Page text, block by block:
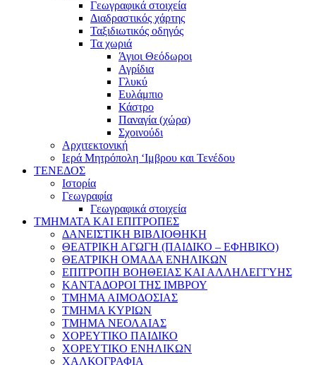
Γεωγραφικά στοιχεία
Διαδραστικός χάρτης
Ταξιδιωτικός οδηγός
Τα χωριά
Άγιοι Θεόδωροι
Αγρίδια
Γλυκύ
Ευλάμπιο
Κάστρο
Παναγία (χώρα)
Σχοινούδι
Αρχιτεκτονική
Ιερά Μητρόπολη ‘Ιμβρου και Τενέδου
ΤΕΝΕΔΟΣ
Ιστορία
Γεωγραφία
Γεωγραφικά στοιχεία
ΤΜΗΜΑΤΑ ΚΑΙ ΕΠΙΤΡΟΠΕΣ
ΔΑΝΕΙΣΤΙΚΗ ΒΙΒΛΙΟΘΗΚΗ
ΘΕΑΤΡΙΚΗ ΑΓΩΓΗ (ΠΑΙΔΙΚΟ – ΕΦΗΒΙΚΟ)
ΘΕΑΤΡΙΚΗ ΟΜΑΔΑ ΕΝΗΛΙΚΩΝ
ΕΠΙΤΡΟΠΗ ΒΟΗΘΕΙΑΣ ΚΑΙ ΑΛΛΗΛΕΓΓΥΗΣ
ΚΑΝΤΑΔΟΡΟΙ ΤΗΣ ΙΜΒΡΟΥ
ΤΜΗΜΑ ΑΙΜΟΔΟΣΙΑΣ
ΤΜΗΜΑ ΚΥΡΙΩΝ
ΤΜΗΜΑ ΝΕΟΛΑΙΑΣ
ΧΟΡΕΥΤΙΚΟ ΠΑΙΔΙΚΟ
ΧΟΡΕΥΤΙΚΟ ΕΝΗΛΙΚΩΝ
ΧΑΛΚΟΓΡΑΦΙΑ